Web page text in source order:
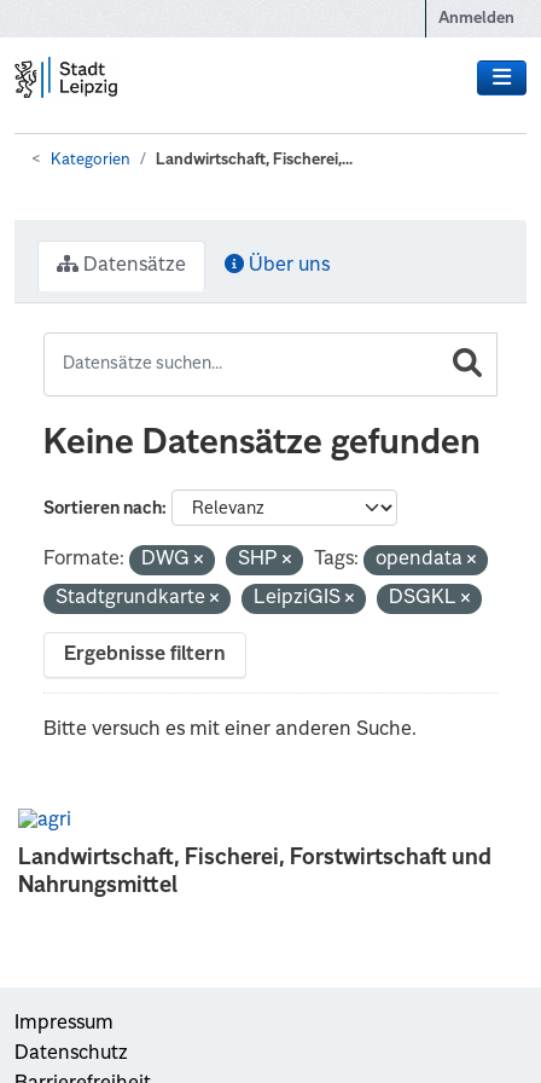
Anmelden
Kategorien Landwirtschaft, Fischerei,...
Landwirtschaft, Fischerei, Forstwirtschaft und
Nahrungsmittel
Datensätze Über uns
Keine Datensätze gefunden
Sortieren nach
Formate: DWG SHP Tags:
opendata
Stadtgrundkarte
LeipziGIS DSGKL
Ergebnisse filtern
Bitte versuch es mit einer anderen Suche.
Impressum
Datenschutz